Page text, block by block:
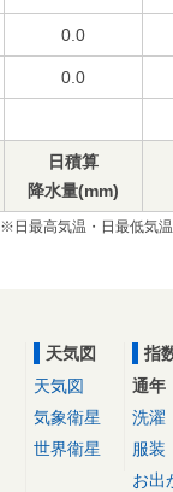
0.0
0.0
日積算
降水量(mm)
※日最高気温・日最低気
天気図
天気図
気象衛星
世界衛星
指
通年
洗濯
服装
お出